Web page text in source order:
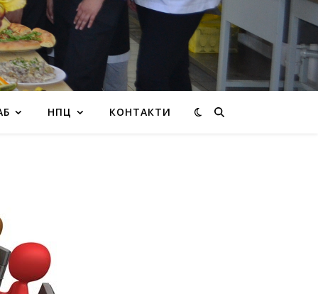
НПЦ КОНТАКТИ